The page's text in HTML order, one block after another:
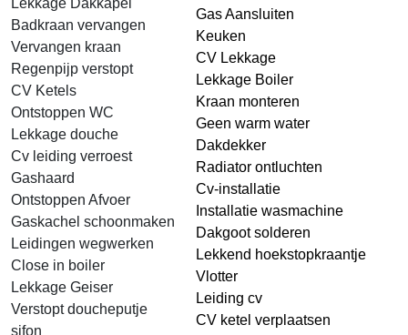
Lekkage Dakkapel
Badkraan vervangen
Vervangen kraan
Regenpijp verstopt
CV Ketels
Ontstoppen WC
Lekkage douche
Cv leiding verroest
Gashaard
Ontstoppen Afvoer
Gaskachel schoonmaken
Leidingen wegwerken
Close in boiler
Lekkage Geiser
Verstopt doucheputje
sifon
Gas Aansluiten
Keuken
CV Lekkage
Lekkage Boiler
Kraan monteren
Geen warm water
Dakdekker
Radiator ontluchten
Cv-installatie
Installatie wasmachine
Dakgoot solderen
Lekkend hoekstopkraantje
Vlotter
Leiding cv
CV ketel verplaatsen